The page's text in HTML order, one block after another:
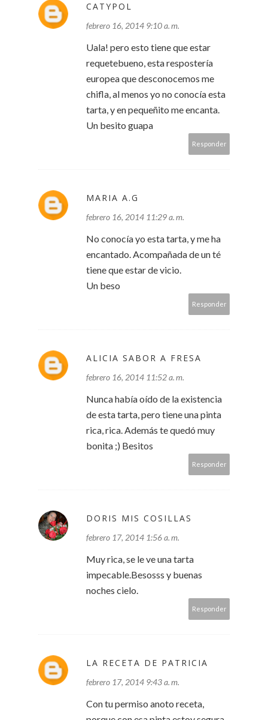
CATYPOL
febrero 16, 2014 9:10 a. m.
Uala! pero esto tiene que estar
requetebueno, esta respostería
europea que desconocemos me
chifla, al menos yo no conocía esta
tarta, y en pequeñito me encanta.
Un besito guapa
Responder
MARIA A.G
febrero 16, 2014 11:29 a. m.
No conocía yo esta tarta, y me ha
encantado. Acompañada de un té
tiene que estar de vicio.
Un beso
Responder
ALICIA SABOR A FRESA
febrero 16, 2014 11:52 a. m.
Nunca había oído de la existencia
de esta tarta, pero tiene una pinta
rica, rica. Además te quedó muy
bonita ;) Besitos
Responder
DORIS MIS COSILLAS
febrero 17, 2014 1:56 a. m.
Muy rica, se le ve una tarta
impecable.Besosss y buenas
noches cielo.
Responder
LA RECETA DE PATRICIA
febrero 17, 2014 9:43 a. m.
Con tu permiso anoto receta,